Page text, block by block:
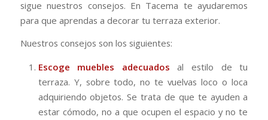
sigue nuestros consejos. En Tacema te ayudaremos
para que aprendas a decorar tu terraza exterior.
Nuestros consejos son los siguientes:
Escoge muebles adecuados al estilo de tu
terraza. Y, sobre todo, no te vuelvas loco o loca
adquiriendo objetos. Se trata de que te ayuden a
estar cómodo, no a que ocupen el espacio y no te